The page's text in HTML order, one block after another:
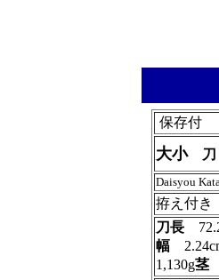
保存付
大小刀
Daisyou
拵え付
刀長
幅
1,130g茎